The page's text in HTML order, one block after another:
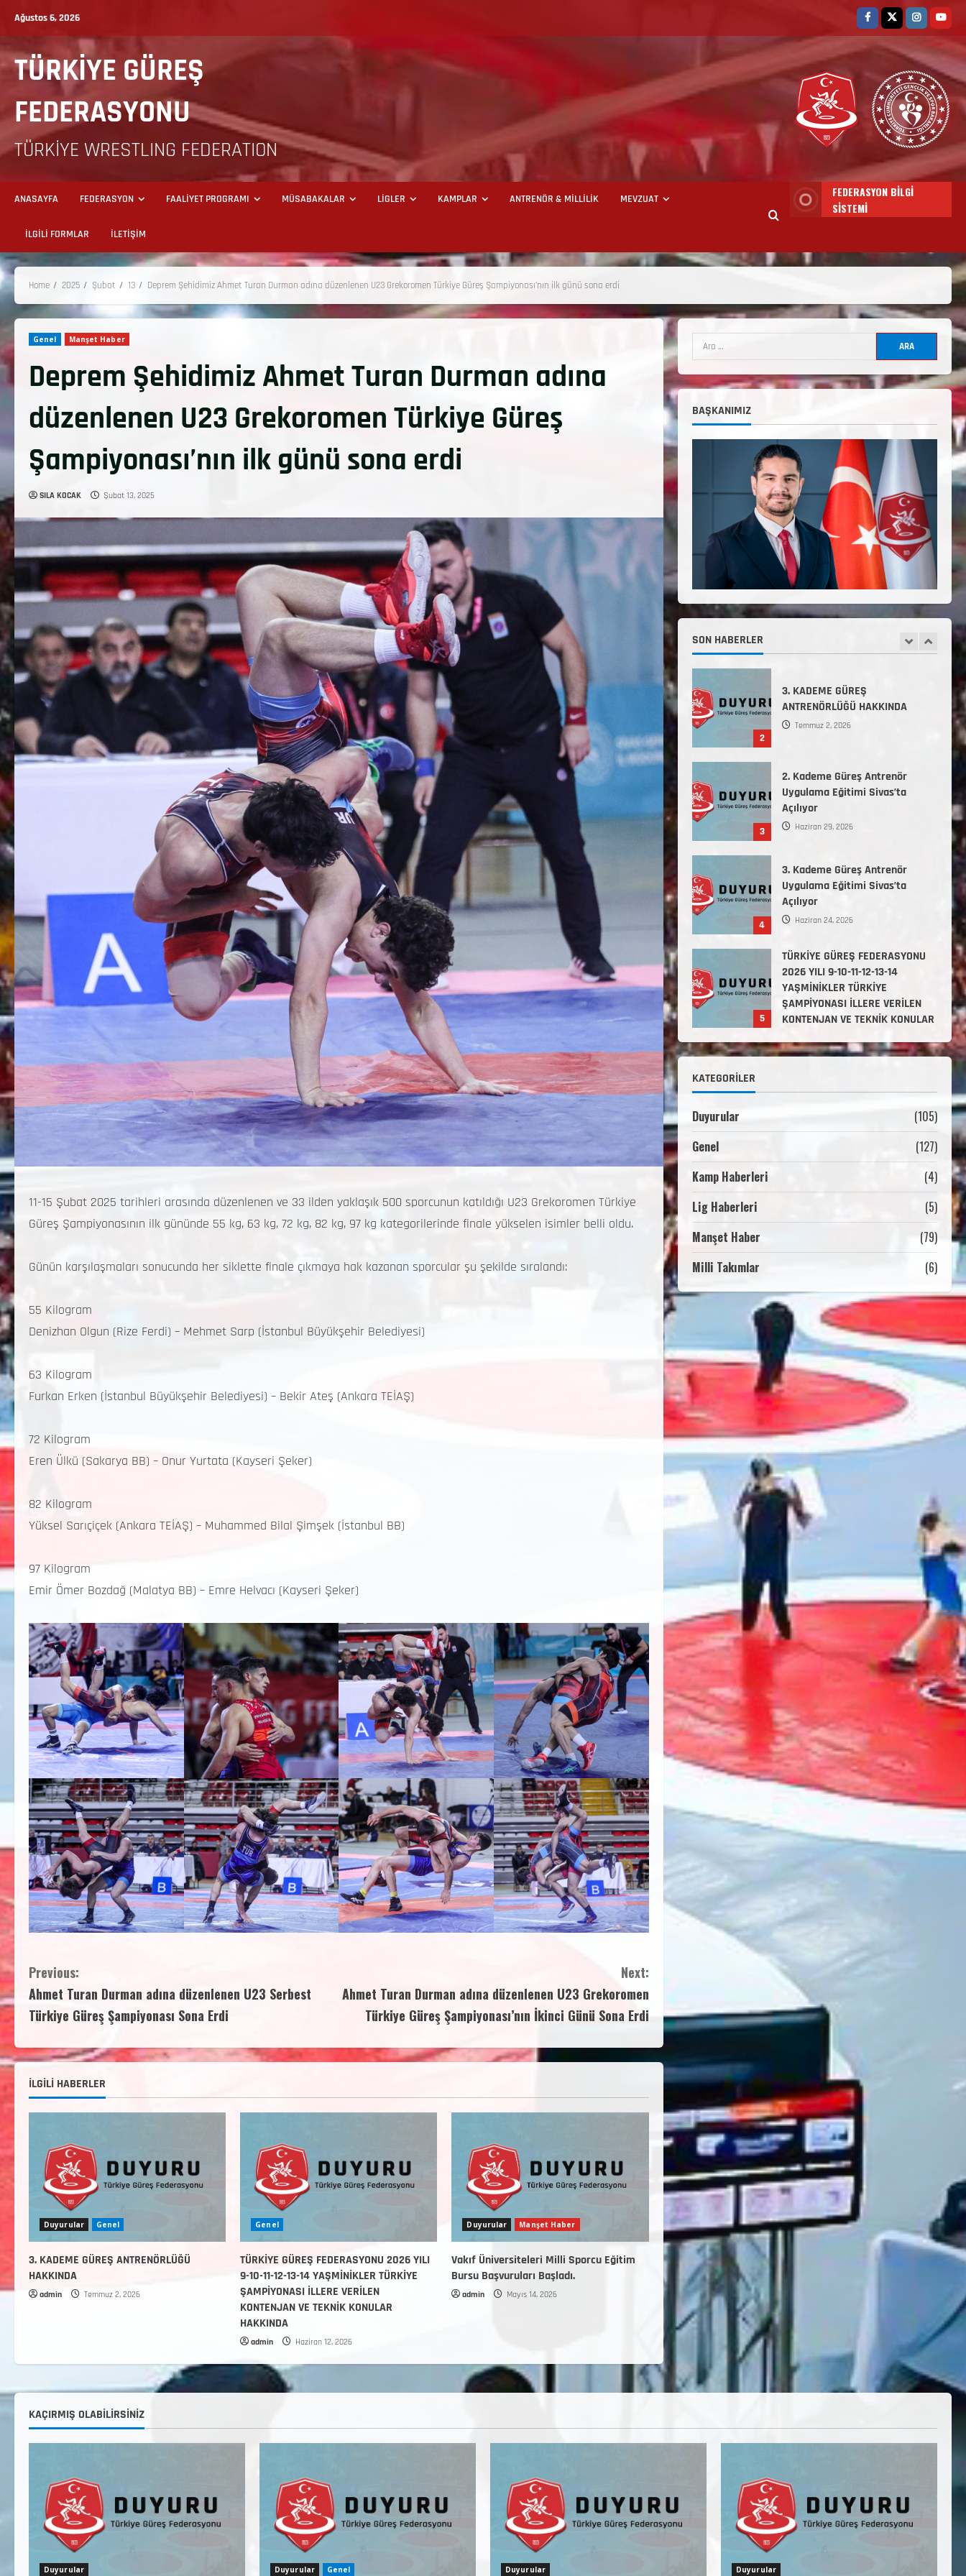
Ağustos 6, 2026
TÜRKİYE GÜREŞ
FEDERASYONU
TÜRKİYE WRESTLING FEDERATION
ANASAYFA FEDERASYON FAALİYET PROGRAMI MÜSABAKALAR LİGLER KAMPLAR ANTRENÖR & MİLLİLİK MEVZUAT
İLGİLİ FORMLAR İLETİŞİM
FEDERASYON BİLGİ
SİSTEMİ
Home 2025 Şubat 13 Deprem Şehidimiz Ahmet Turan Durman adına düzenlenen U23 Grekoromen Türkiye Güreş Şampiyonası’nın ilk günü sona erdi
Genel Manşet Haber
Deprem Şehidimiz Ahmet Turan Durman adına
düzenlenen U23 Grekoromen Türkiye Güreş
Şampiyonası’nın ilk günü sona erdi
SILA KOCAK Şubat 13, 2025
11-15 Şubat 2025 tarihleri arasında düzenlenen ve 33 ilden yaklaşık 500 sporcunun katıldığı U23 Grekoromen Türkiye
Güreş Şampiyonasının ilk gününde 55 kg, 63 kg, 72 kg, 82 kg, 97 kg kategorilerinde finale yükselen isimler belli oldu.
Günün karşılaşmaları sonucunda her siklette finale çıkmaya hak kazanan sporcular şu şekilde sıralandı:
55 Kilogram
Denizhan Olgun (Rize Ferdi) – Mehmet Sarp (İstanbul Büyükşehir Belediyesi)
63 Kilogram
Furkan Erken (İstanbul Büyükşehir Belediyesi) – Bekir Ateş (Ankara TEİAŞ)
72 Kilogram
Eren Ülkü (Sakarya BB) – Onur Yurtata (Kayseri Şeker)
82 Kilogram
Yüksel Sarıçiçek (Ankara TEİAŞ) – Muhammed Bilal Şimşek (İstanbul BB)
97 Kilogram
Emir Ömer Bozdağ (Malatya BB) – Emre Helvacı (Kayseri Şeker)
Previous:
Ahmet Turan Durman adına düzenlenen U23 Serbest
Türkiye Güreş Şampiyonası Sona Erdi
Next:
Ahmet Turan Durman adına düzenlenen U23 Grekoromen
Türkiye Güreş Şampiyonası’nın İkinci Günü Sona Erdi
İLGİLİ HABERLER
Duyurular Genel
3. KADEME GÜREŞ ANTRENÖRLÜĞÜ
HAKKINDA
admin Temmuz 2, 2026
Genel
TÜRKİYE GÜREŞ FEDERASYONU 2026 YILI
9-10-11-12-13-14 YAŞMİNİKLER TÜRKİYE
ŞAMPİYONASI İLLERE VERİLEN
KONTENJAN VE TEKNİK KONULAR
HAKKINDA
admin Haziran 12, 2026
Duyurular Manşet Haber
Vakıf Üniversiteleri Milli Sporcu Eğitim
Bursu Başvuruları Başladı.
admin Mayıs 14, 2026
BAŞKANIMIZ
SON HABERLER
3. KADEME GÜREŞ
ANTRENÖRLÜĞÜ HAKKINDA
3
2. Kademe Güreş Antrenör
Haziran 29, 2026
4
3. Kademe Güreş Antrenör
5
YAŞMİNİKLER TÜRKİYE
ŞAMPİYONASI İLLERE VERİLEN
KONTENJAN VE TEKNİK KONULAR
HAKKINDA
Haziran 12, 2026
2. Kademe Antrenörlük Kursu
Hakkında
Temmuz 6, 2026
2
ANTRENÖRLÜĞÜ HAKKINDA
3
2. Kademe Güreş Antrenör
Uygulama Eğitimi Sivas’ta
Açılıyor
4
3. Kademe Güreş Antrenör
Uygulama Eğitimi Sivas’ta
Açılıyor
Haziran 24, 2026
5
TÜRKİYE GÜREŞ FEDERASYONU
2026 YILI 9-10-11-12-13-14
YAŞMİNİKLER TÜRKİYE
ŞAMPİYONASI İLLERE VERİLEN
KONTENJAN VE TEKNİK KONULAR
Haziran 12, 2026
1
2. Kademe Antrenörlük Kursu
Hakkında
Temmuz 6, 2026
Uygulama Eğitimi Sivas’ta
4 Haziran 24, 2026
5
TÜRKİYE GÜREŞ FEDERASYONU
2026 YILI 9-10-11-12-13-14
YAŞMİNİKLER TÜRKİYE
ŞAMPİYONASI İLLERE VERİLEN
KONTENJAN VE TEKNİK KONULAR
HAKKINDA
Haziran 12, 2026
KATEGORILER
Duyurular
(105)
Genel
(127)
Kamp Haberleri
(4)
Lig Haberleri
(5)
Manşet Haber
(79)
Milli Takımlar
(6)
KAÇIRMIŞ OLABILIRSINIZ
Duyurular Duyurular Genel Duyurular Duyurular